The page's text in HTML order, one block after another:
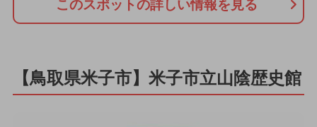
このスポットの詳しい情報を見る
【鳥取県米子市】米子市立山陰歴史館